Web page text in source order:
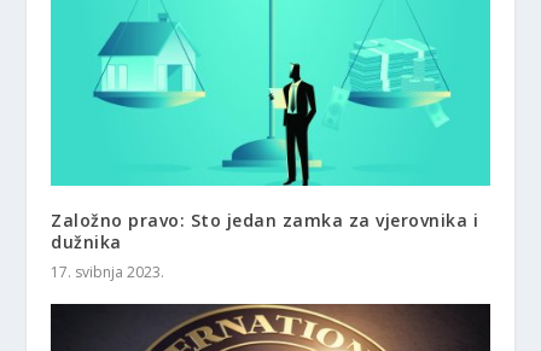
Založno pravo: Sto jedan zamka za vjerovnika i
dužnika
17. svibnja 2023.